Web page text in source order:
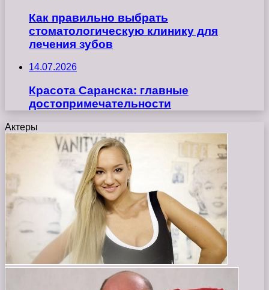
Как правильно выбрать
стоматологическую клинику для
лечения зубов
14.07.2026
Красота Саранска: главные
достопримечательности
Актеры